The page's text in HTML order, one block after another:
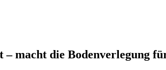
macht die Bodenverlegung